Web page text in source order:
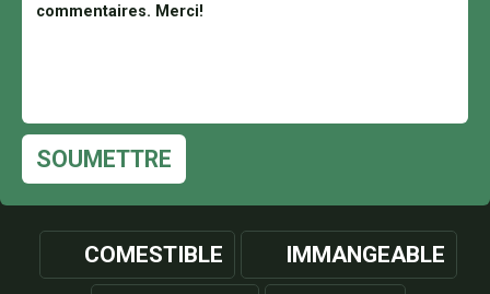
SOUMETTRE
COMESTIBLE IMMANGEABLE